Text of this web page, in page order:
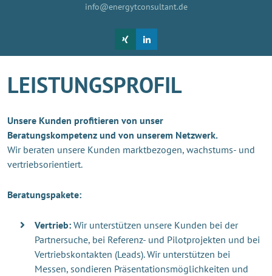
info@energytconsultant.de
LEISTUNGSPROFIL
Unsere Kunden profitieren von unser
Beratungskompetenz und von unserem Netzwerk.
Wir beraten unsere Kunden marktbezogen, wachstums- und
vertriebsorientiert.
Beratungspakete:
Vertrieb: Wir unterstützen unsere Kunden bei der
Partnersuche, bei Referenz- und Pilotprojekten und bei
Vertriebskontakten (Leads). Wir unterstützen bei
Messen, sondieren Präsentationsmöglichkeiten und